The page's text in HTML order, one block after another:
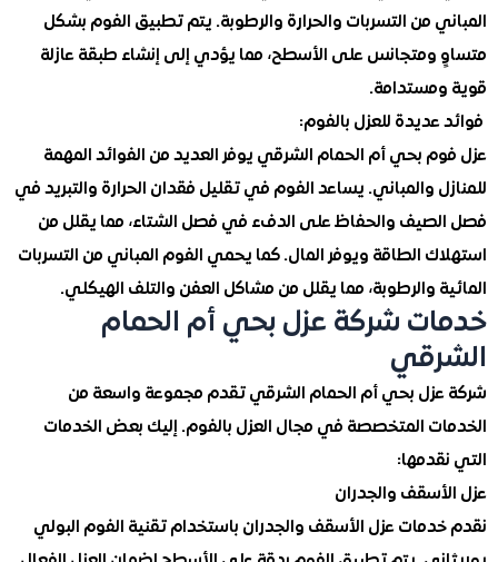
من التسربات والحرارة والرطوبة. يتم تطبيق الفوم بشكل
على الأسطح، مما يؤدي إلى إنشاء طبقة عازلة
للعزل بالفوم:
بحي أم الحمام الشرقي يوفر العديد من الفوائد المهمة
والمباني. يساعد الفوم في تقليل فقدان الحرارة والتبريد في
والحفاظ على الدفء في فصل الشتاء، مما يقلل من
الطاقة ويوفر المال. كما يحمي الفوم المباني من التسربات
والرطوبة، مما يقلل من مشاكل العفن والتلف الهيكلي.
شركة عزل بحي أم الحمام
بحي أم الحمام الشرقي تقدم مجموعة واسعة من
المتخصصة في مجال العزل بالفوم. إليك بعض الخدمات
والجدران
عزل الأسقف والجدران باستخدام تقنية الفوم البولي